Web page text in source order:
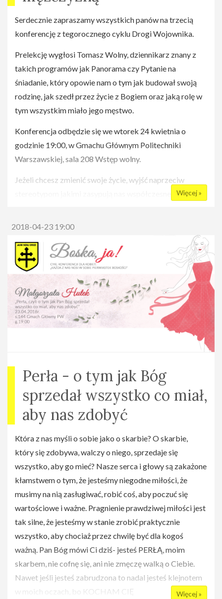
Serdecznie zapraszamy wszystkich panów na trzecią
konferencję z tegorocznego cyklu Drogi Wojownika.
Prelekcję wygłosi Tomasz Wolny, dziennikarz znany z
takich programów jak Panorama czy Pytanie na
śniadanie, który opowie nam o tym jak budował swoją
rodzinę, jak szedł przez życie z Bogiem oraz jaką rolę w
tym wszystkim miało jego męstwo.
Konferencja odbędzie się we wtorek 24 kwietnia o
godzinie 19:00, w Gmachu Głównym Politechniki
Warszawskiej, sala 208 Wstęp wolny.
Jeżeli chcesz zmienić swoje życie, wyjść naprzeciw
stereotypom jakimi zasypują nas współczesne media,
autorytetu, a gwarantujemy Ci że wyjdziesz z tej
konferencji silny duchem i gotowy do walki. ;)
Facebooku(https://www.facebook.com/events/
Wstęp bezpłatny, Brak rezerwacji miejsc
Strona na
https://www.facebook.com/drogawojownikasd/
Więcej »
2018-04-23 19:00
Perła - o tym jak Bóg
sprzedał wszystko co miał,
aby nas zdobyć
Która z nas myśli o sobie jako o skarbie? O skarbie,
który się zdobywa, walczy o niego, sprzedaje się
wszystko, aby go mieć? Nasze serca i głowy są zakażone
kłamstwem o tym, że jesteśmy niegodne miłości, że
musimy na nią zasługiwać, robić coś, aby poczuć się
wartościowe i ważne. Pragnienie prawdziwej miłości jest
tak silne, że jesteśmy w stanie zrobić praktycznie
wszystko, aby chociaż przez chwilę być dla kogoś
ważną. Pan Bóg mówi Ci dziś- jesteś PERŁĄ, moim
skarbem, nie cofnę się, ani nie zmęczę walką o Ciebie.
Nawet jeśli jesteś zabrudzona to nadal jesteś klejnotem
w moich oczach, bo KOCHAM CIĘ
Więcej »